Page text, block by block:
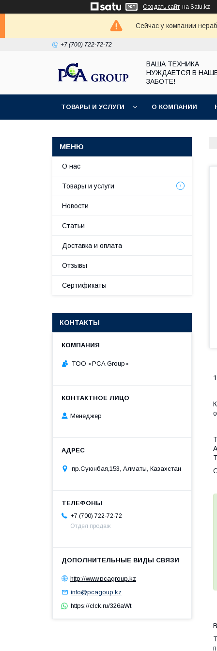
Создать сайт на Satu.kz
Сейчас у компании
+7 (700) 722-72-72
ВАША ТЕХНИКА
НУЖДАЕТСЯ В
ЗАБОТЕ!
ТОВАРЫ И УСЛУГИ О КОМПАНИИ
О нас
Товары и услуги
Новости
Статьи
Доставка и оплата
Отзывы
Сертификаты
КОНТАКТЫ
TOO «PCA Group»
Менеджер
пр.Суюнбая,153, Алматы, Казахстан
+7 (700) 722-72-72
Отдел продаж
http://www.pcagroup.kz
info@pcagoup.kz
https://clck.ru/326aWt